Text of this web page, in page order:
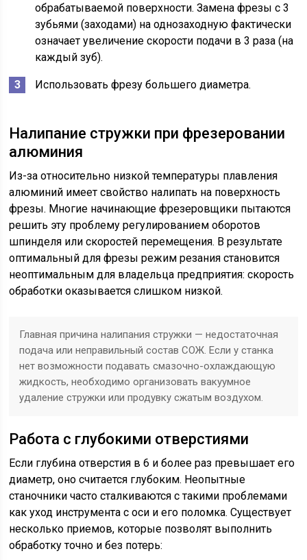
обрабатываемой поверхности. Замена фрезы с 3
зубьями (заходами) на однозаходную фактически
означает увеличение скорости подачи в 3 раза (на
каждый зуб).
Использовать фрезу большего диаметра.
Налипание стружки при фрезеровании
алюминия
Из-за относительно низкой температуры плавления
алюминий имеет свойство налипать на поверхность
фрезы. Многие начинающие фрезеровщики пытаются
решить эту проблему регулированием оборотов
шпинделя или скоростей перемещения. В результате
оптимальный для фрезы режим резания становится
неоптимальным для владельца предприятия: скорость
обработки оказывается слишком низкой.
Главная причина налипания стружки — недостаточная
подача или неправильный состав СОЖ. Если у станка
нет возможности подавать смазочно-охлаждающую
жидкость, необходимо организовать вакуумное
удаление стружки или продувку сжатым воздухом.
Работа с глубокими отверстиями
Если глубина отверстия в 6 и более раз превышает его
диаметр, оно считается глубоким. Неопытные
станочники часто сталкиваются с такими проблемами
как уход инструмента с оси и его поломка. Существует
несколько приемов, которые позволят выполнить
обработку точно и без потерь: